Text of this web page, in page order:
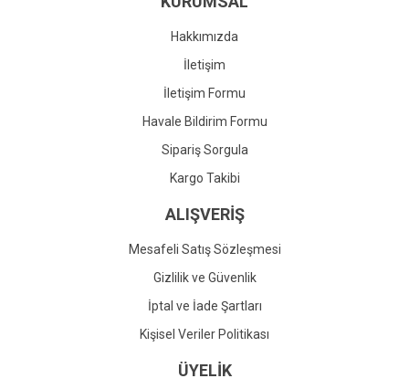
Gönder
Hakkımızda
İletişim
İletişim Formu
Havale Bildirim Formu
Sipariş Sorgula
Kargo Takibi
ALIŞVERİŞ
Mesafeli Satış Sözleşmesi
Gizlilik ve Güvenlik
İptal ve İade Şartları
Kişisel Veriler Politikası
ÜYELİK